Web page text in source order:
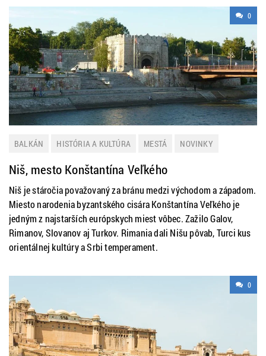
0
BALKÁN HISTÓRIA A KULTÚRA MESTÁ
NOVINKY
SRBSKO
TIP NA VÝLET
Niš, mesto Konštantína Veľkého
Niš je stáročia považovaný za bránu medzi východom a západom.
Miesto narodenia byzantského cisára Konštantína Veľkého je
jedným z najstarších európskych miest vôbec. Zažilo Galov,
Rimanov, Slovanov aj Turkov. Rimania dali Nišu pôvab, Turci kus
orientálnej kultúry a Srbi temperament.
0